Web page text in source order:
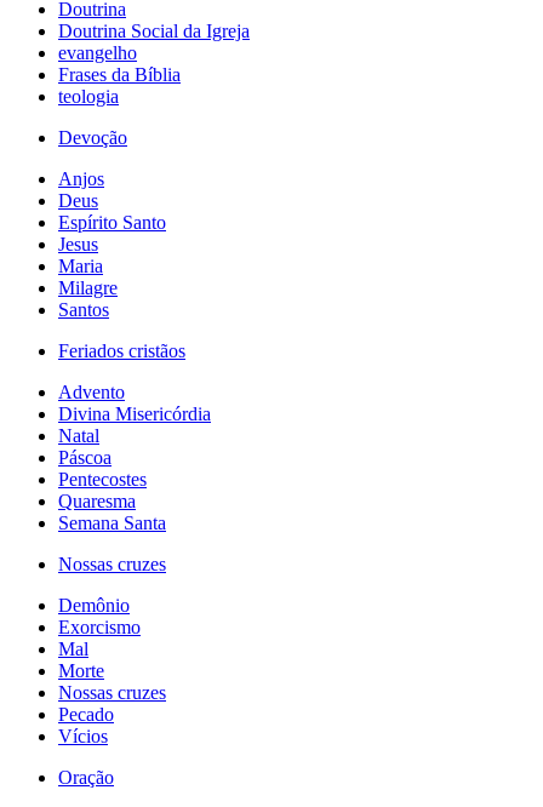
Doutrina
Doutrina Social da Igreja
evangelho
Frases da Bíblia
teologia
Devoção
Anjos
Deus
Espírito Santo
Jesus
Maria
Milagre
Santos
Feriados cristãos
Advento
Divina Misericórdia
Natal
Páscoa
Pentecostes
Quaresma
Semana Santa
Nossas cruzes
Demônio
Exorcismo
Mal
Morte
Nossas cruzes
Pecado
Vícios
Oração